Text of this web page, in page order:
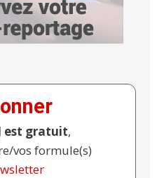
est gratuit,
vos formule(s)